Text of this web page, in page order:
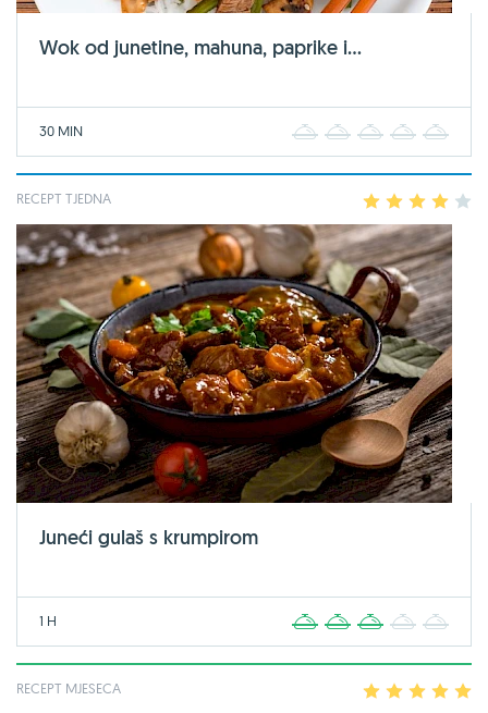
Wok od junetine, mahuna, paprike i...
30 MIN 2 3 4
RECEPT TJEDNA 2 3 4
Juneći gulaš s krumpirom
1 H 2 3 4
RECEPT MJESECA 2 3 4